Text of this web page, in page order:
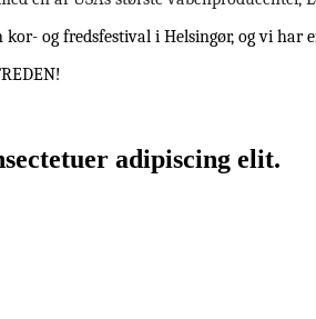
kor- og fredsfestival i Helsingør, og vi
adipiscing elit.